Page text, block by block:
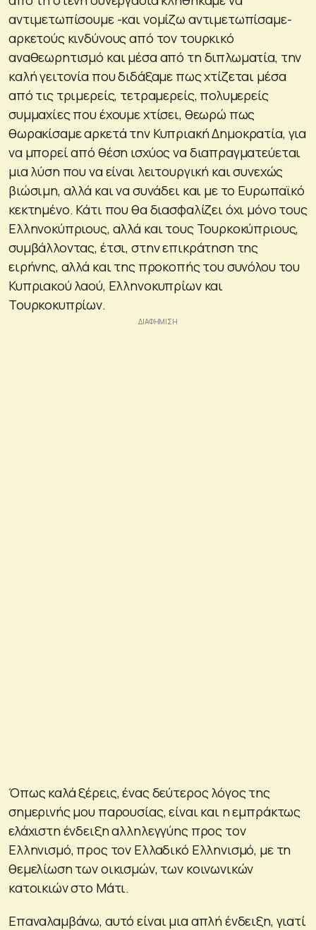
αντιμετωπίσουμε -και νομίζω αντιμετωπίσαμε-
αρκετούς κινδύνους από τον τουρκικό
αναθεωρητισμό και μέσα από τη διπλωματία, την
καλή γειτονία που διδάξαμε πως χτίζεται μέσα
από τις τριμερείς, τετραμερείς, πολυμερείς
συμμαχίες που έχουμε χτίσει, θεωρώ πως
θωρακίσαμε αρκετά την Κυπριακή Δημοκρατία, για
να μπορεί από θέση ισχύος να διαπραγματεύεται
μια λύση που να είναι λειτουργική και συνεχώς
βιώσιμη, αλλά και να συνάδει και με το Ευρωπαϊκό
κεκτημένο. Κάτι που θα διασφαλίζει όχι μόνο τους
Ελληνοκύπριους, αλλά και τους Τουρκοκύπριους,
συμβάλλοντας, έτσι, στην επικράτηση της
ειρήνης, αλλά και της προκοπής του συνόλου του
Κυπριακού λαού, Ελληνοκυπρίων και
Τουρκοκυπρίων.
Όπως καλά ξέρεις, ένας δεύτερος λόγος της
σημερινής μου παρουσίας, είναι και η εμπράκτως
ελάχιστη ένδειξη αλληλεγγύης προς τον
Ελληνισμό, προς τον Ελλαδικό Ελληνισμό, με τη
θεμελίωση των οικισμών, των κοινωνικών
κατοικιών στο Μάτι.
Επαναλαμβάνω, αυτό είναι μια απλή ένδειξη, γιατί